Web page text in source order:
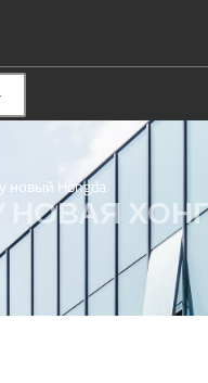
Hongda
НОВАЯ